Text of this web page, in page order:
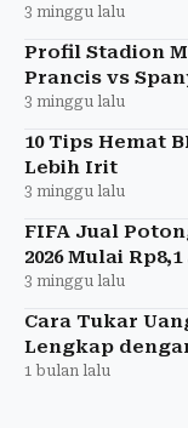
3 minggu lalu
Profil Stadion
Prancis vs
3 minggu lalu
10 Tips Hemat
Lebih Irit
3 minggu lalu
FIFA Jual
2026 Mulai
3 minggu lalu
Cara Tukar
Lengkap
1 bulan lalu